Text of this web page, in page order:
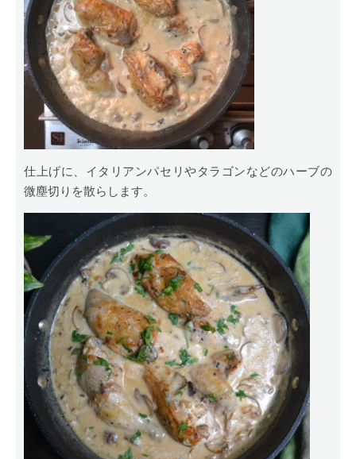
仕上げに、イタリアンパセリやタラゴンなどのハーブの
微塵切りを散らします。